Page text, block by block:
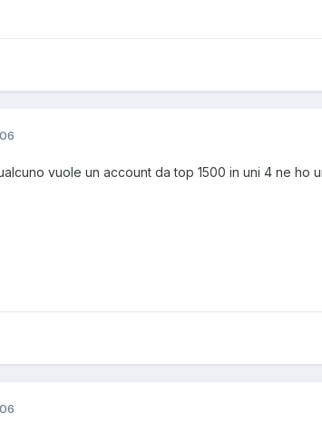
vuole un account da top 1500 in uni 4 ne ho